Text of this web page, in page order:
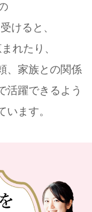
けると、
れたり、
、家族との関係
活躍できるよう
ます。